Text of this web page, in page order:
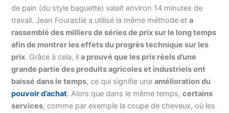
de pain (du style baguette) valait environ 14 minutes de
travail. Jean Fourastié a utilisé la même méthode eta
rassemblé des milliers de séries de prix sur le long temps
afin de montrer les effets du progrès technique sur les
prix. Grâce à cela, ila prouvé que les prix réels d’une
grande partie des produits agricoles et industriels ont
baissé dans le temps, ce qui signifie uneamélioration du
pouvoir d’achat. Alors que dans le même temps,certains
services, comme par exemple la coupe de cheveux, où les